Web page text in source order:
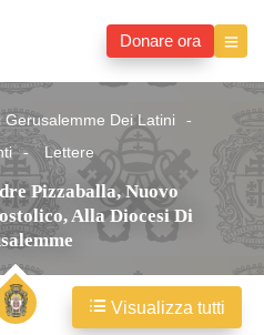
Donare ora
Dei Latini
Lettere
Pizzaballa, Nuovo
Alla Diocesi Di
Visualizza tutti